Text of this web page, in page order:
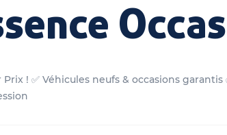
! ✅ Véhicules neufs & occasions